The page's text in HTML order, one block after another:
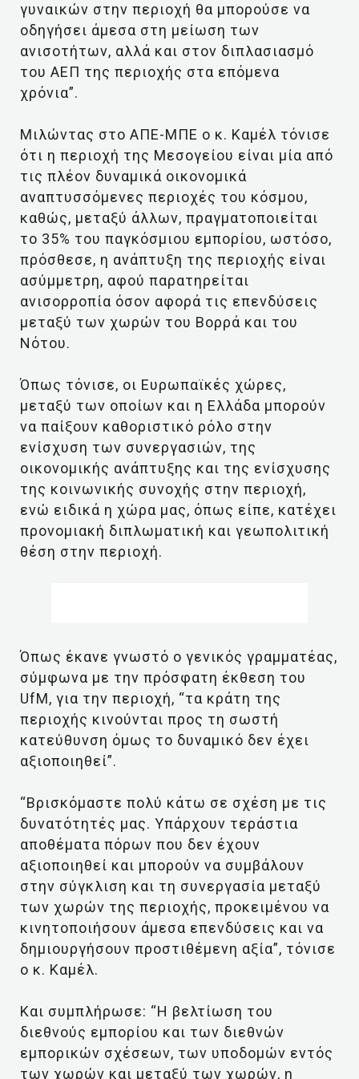
γυναικών στην περιοχή θα μπορούσε να
οδηγήσει άμεσα στη μείωση των
ανισοτήτων, αλλά και στον διπλασιασμό
του ΑΕΠ της περιοχής στα επόμενα
χρόνια”.
Μιλώντας στο ΑΠΕ-ΜΠΕ ο κ. Καμέλ τόνισε
ότι η περιοχή της Μεσογείου είναι μία από
τις πλέον δυναμικά οικονομικά
αναπτυσσόμενες περιοχές του κόσμου,
καθώς, μεταξύ άλλων, πραγματοποιείται
το 35% του παγκόσμιου εμπορίου, ωστόσο,
πρόσθεσε, η ανάπτυξη της περιοχής είναι
ασύμμετρη, αφού παρατηρείται
ανισορροπία όσον αφορά τις επενδύσεις
μεταξύ των χωρών του Βορρά και του
Νότου.
Όπως τόνισε, οι Ευρωπαϊκές χώρες,
μεταξύ των οποίων και η Ελλάδα μπορούν
να παίξουν καθοριστικό ρόλο στην
ενίσχυση των συνεργασιών, της
οικονομικής ανάπτυξης και της ενίσχυσης
της κοινωνικής συνοχής στην περιοχή,
ενώ ειδικά η χώρα μας, όπως είπε, κατέχει
προνομιακή διπλωματική και γεωπολιτική
θέση στην περιοχή.
Όπως έκανε γνωστό ο γενικός γραμματέας,
σύμφωνα με την πρόσφατη έκθεση του
UfM, για την περιοχή, “τα κράτη της
περιοχής κινούνται προς τη σωστή
κατεύθυνση όμως το δυναμικό δεν έχει
αξιοποιηθεί”.
“Βρισκόμαστε πολύ κάτω σε σχέση με τις
δυνατότητές μας. Υπάρχουν τεράστια
αποθέματα πόρων που δεν έχουν
αξιοποιηθεί και μπορούν να συμβάλουν
στην σύγκλιση και τη συνεργασία μεταξύ
των χωρών της περιοχής, προκειμένου να
κινητοποιήσουν άμεσα επενδύσεις και να
δημιουργήσουν προστιθέμενη αξία”, τόνισε
ο κ. Καμέλ.
Και συμπλήρωσε: “Η βελτίωση του
διεθνούς εμπορίου και των διεθνών
εμπορικών σχέσεων, των υποδομών εντός
των χωρών και μεταξύ των χωρών, η